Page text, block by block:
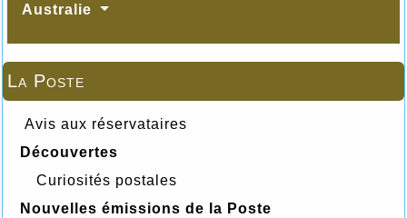
Australie
La Poste
Avis aux réservataires
Découvertes
Curiosités postales
Nouvelles émissions de la Poste